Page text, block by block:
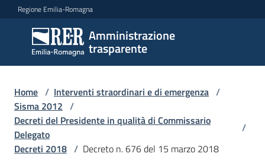
Vai al contenuto
Vai alla navigazione
Vai al footer
Regione Emilia-Romagna
Amministrazione
trasparente
Amministrazione
trasparente
Sottosezioni
Accesso
Home / Interventi straordinari e di emergenza /
Sisma 2012 /
Decreti del Presidente in qualità di Commissario
Delegato
/
Decreti 2018 / Decreto n. 676 del 15 marzo 2018